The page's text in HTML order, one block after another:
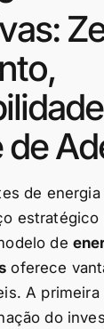
de
de energia
estratégico
de
oferece
A primeira
do